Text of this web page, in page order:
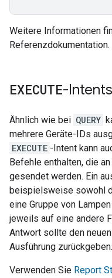
Weitere Informationen
Referenzdokumentation.
EXECUTE-
Ähnlich wie bei QUERY
mehrere Geräte-IDs
EXECUTE -Intent kann
Befehle enthalten, die
gesendet werden. Ein
beispielsweise sowohl
eine Gruppe von
jeweils auf eine andere
Antwort sollte den
Ausführung zurückgeben.
Verwenden Sie Report